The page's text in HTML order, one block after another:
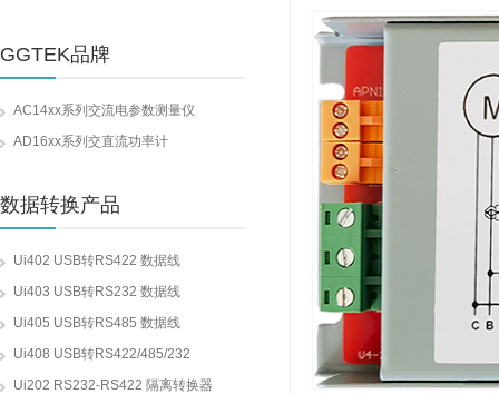
GGTEK品牌
AC14xx系列交流电参数测量仪
AD16xx系列交直流功率计
数据转换产品
Ui402 USB转RS422 数据线
Ui403 USB转RS232 数据线
Ui405 USB转RS485 数据线
Ui408 USB转RS422/485/232
Ui202 RS232-RS422 隔离转换器